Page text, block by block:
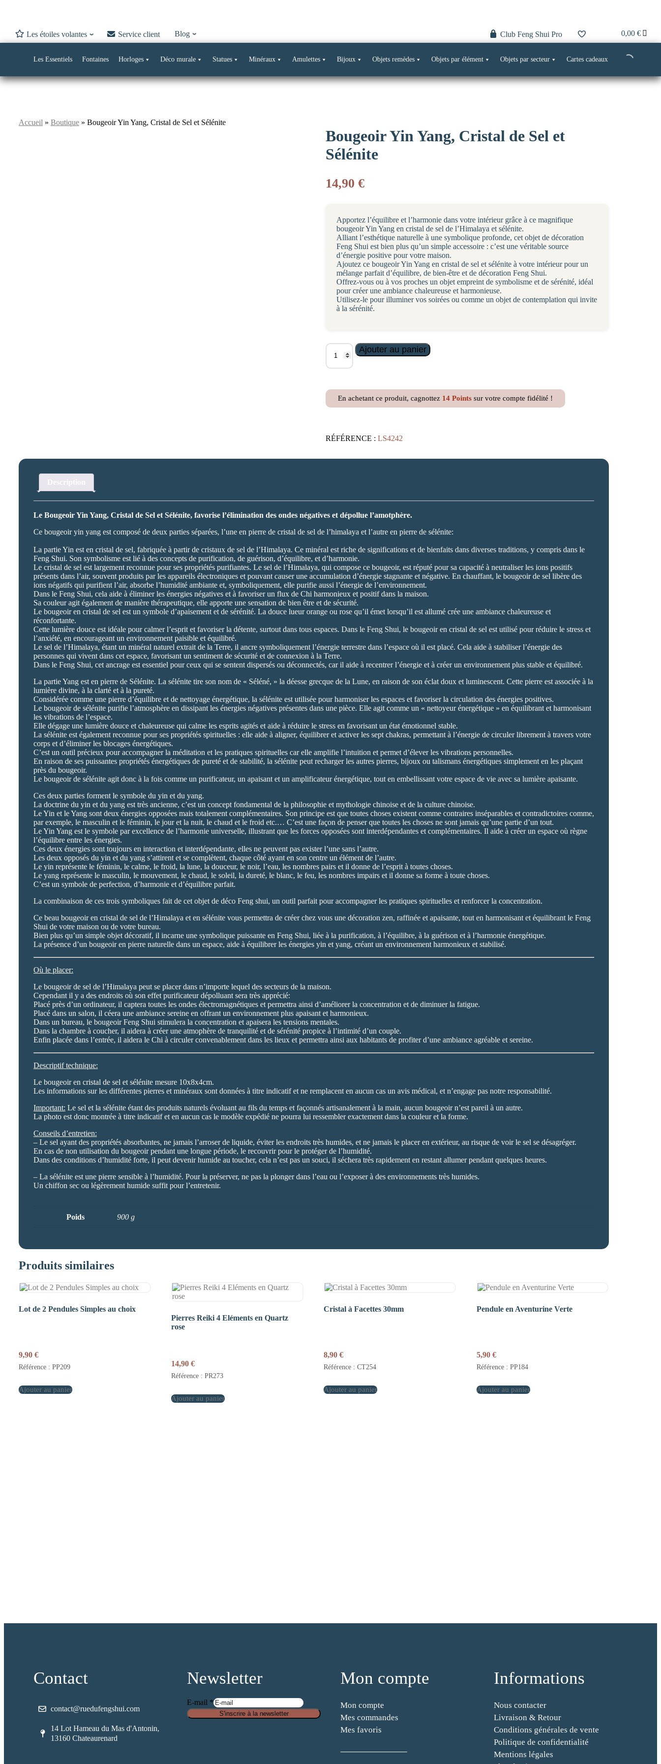
Les étoiles volantes Service client Blog Club Feng Shui Pro 0,00 €
Les Essentiels Fontaines Horloges Déco murale Statues Minéraux Amulettes Bijoux Objets remèdes Objets par élément Objets par secteur Cartes cadeaux
Accueil » Boutique » Bougeoir Yin Yang, Cristal de Sel et Sélénite
Bougeoir Yin Yang, Cristal de Sel et
Sélénite
14,90 €
Apportez l’équilibre et l’harmonie dans votre intérieur grâce à ce magnifique
bougeoir Yin Yang en cristal de sel de l’Himalaya et sélénite.
Alliant l’esthétique naturelle à une symbolique profonde, cet objet de décoration
Feng Shui est bien plus qu’un simple accessoire : c’est une véritable source
d’énergie positive pour votre maison.
Ajoutez ce bougeoir Yin Yang en cristal de sel et sélénite à votre intérieur pour un
mélange parfait d’équilibre, de bien-être et de décoration Feng Shui.
Offrez-vous ou à vos proches un objet empreint de symbolisme et de sérénité, idéal
pour créer une ambiance chaleureuse et harmonieuse.
Utilisez-le pour illuminer vos soirées ou comme un objet de contemplation qui invite
à la sérénité.
quantité
Bougeoir
Cristal
Sel
Ajouter au panier
En achetant ce produit, cagnottez 14 Points sur votre compte fidélité !
RÉFÉRENCE : LS4242
Description
Le Bougeoir Yin Yang, Cristal de Sel et Sélénite, favorise l’élimination des ondes négatives et dépollue l’amotphère.
Ce bougeoir yin yang est composé de deux parties séparées, l’une en pierre de cristal de sel de l’himalaya et l’autre en pierre de sélénite:
La partie Yin est en cristal de sel, fabriquée à partir de cristaux de sel de l’Himalaya. Ce minéral est riche de significations et de bienfaits dans diverses traditions, y compris dans le
Feng Shui. Son symbolisme est lié à des concepts de purification, de guérison, d’équilibre, et d’harmonie.
Le cristal de sel est largement reconnue pour ses propriétés purifiantes. Le sel de l’Himalaya, qui compose ce bougeoir, est réputé pour sa capacité à neutraliser les ions positifs
présents dans l’air, souvent produits par les appareils électroniques et pouvant causer une accumulation d’énergie stagnante et négative. En chauffant, le bougeoir de sel libère des
ions négatifs qui purifient l’air, absorbe l’humidité ambiante et, symboliquement, elle purifie aussi l’énergie de l’environnement.
Dans le Feng Shui, cela aide à éliminer les énergies négatives et à favoriser un flux de Chi harmonieux et positif dans la maison.
Sa couleur agit également de manière thérapeutique, elle apporte une sensation de bien être et de sécurité.
Le bougeoir en cristal de sel est un symbole d’apaisement et de sérénité. La douce lueur orange ou rose qu’il émet lorsqu’il est allumé crée une ambiance chaleureuse et
réconfortante.
Cette lumière douce est idéale pour calmer l’esprit et favoriser la détente, surtout dans tous espaces. Dans le Feng Shui, le bougeoir en cristal de sel est utilisé pour réduire le stress et
l’anxiété, en encourageant un environnement paisible et équilibré.
Le sel de l’Himalaya, étant un minéral naturel extrait de la Terre, il ancre symboliquement l’énergie terrestre dans l’espace où il est placé. Cela aide à stabiliser l’énergie des
personnes qui vivent dans cet espace, favorisant un sentiment de sécurité et de connexion à la Terre.
Dans le Feng Shui, cet ancrage est essentiel pour ceux qui se sentent dispersés ou déconnectés, car il aide à recentrer l’énergie et à créer un environnement plus stable et équilibré.
La partie Yang est en pierre de Sélénite. La sélénite tire son nom de « Séléné, » la déesse grecque de la Lune, en raison de son éclat doux et luminescent. Cette pierre est associée à la
lumière divine, à la clarté et à la pureté.
Considérée comme une pierre d’équilibre et de nettoyage énergétique, la sélénite est utilisée pour harmoniser les espaces et favoriser la circulation des énergies positives.
Le bougeoir de sélénite purifie l’atmosphère en dissipant les énergies négatives présentes dans une pièce. Elle agit comme un « nettoyeur énergétique » en équilibrant et harmonisant
les vibrations de l’espace.
Elle dégage une lumière douce et chaleureuse qui calme les esprits agités et aide à réduire le stress en favorisant un état émotionnel stable.
La sélénite est également reconnue pour ses propriétés spirituelles : elle aide à aligner, équilibrer et activer les sept chakras, permettant à l’énergie de circuler librement à travers votre
corps et d’éliminer les blocages énergétiques.
C’est un outil précieux pour accompagner la méditation et les pratiques spirituelles car elle amplifie l’intuition et permet d’élever les vibrations personnelles.
En raison de ses puissantes propriétés énergétiques de pureté et de stabilité, la sélénite peut recharger les autres pierres, bijoux ou talismans énergétiques simplement en les plaçant
près du bougeoir.
Le bougeoir de sélénite agit donc à la fois comme un purificateur, un apaisant et un amplificateur énergétique, tout en embellissant votre espace de vie avec sa lumière apaisante.
Ces deux parties forment le symbole du yin et du yang.
La doctrine du yin et du yang est très ancienne, c’est un concept fondamental de la philosophie et mythologie chinoise et de la culture chinoise.
Le Yin et le Yang sont deux énergies opposées mais totalement complémentaires. Son principe est que toutes choses existent comme contraires inséparables et contradictoires comme,
par exemple, le masculin et le féminin, le jour et la nuit, le chaud et le froid etc.… C’est une façon de penser que toutes les choses ne sont jamais qu’une partie d’un tout.
Le Yin Yang est le symbole par excellence de l’harmonie universelle, illustrant que les forces opposées sont interdépendantes et complémentaires. Il aide à créer un espace où règne
l’équilibre entre les énergies.
Ces deux énergies sont toujours en interaction et interdépendante, elles ne peuvent pas exister l’une sans l’autre.
Les deux opposés du yin et du yang s’attirent et se complètent, chaque côté ayant en son centre un élément de l’autre.
Le yin représente le féminin, le calme, le froid, la lune, la douceur, le noir, l’eau, les nombres pairs et il donne de l’esprit à toutes choses.
Le yang représente le masculin, le mouvement, le chaud, le soleil, la dureté, le blanc, le feu, les nombres impairs et il donne sa forme à toute choses.
C’est un symbole de perfection, d’harmonie et d’équilibre parfait.
La combinaison de ces trois symboliques fait de cet objet de déco Feng shui, un outil parfait pour accompagner les pratiques spirituelles et renforcer la concentration.
Ce beau bougeoir en cristal de sel de l’Himalaya et en sélénite vous permettra de créer chez vous une décoration zen, raffinée et apaisante, tout en harmonisant et équilibrant le Feng
Shui de votre maison ou de votre bureau.
Bien plus qu’un simple objet décoratif, il incarne une symbolique puissante en Feng Shui, liée à la purification, à l’équilibre, à la guérison et à l’harmonie énergétique.
La présence d’un bougeoir en pierre naturelle dans un espace, aide à équilibrer les énergies yin et yang, créant un environnement harmonieux et stabilisé.
Où le placer:
Le bougeoir de sel de l’Himalaya peut se placer dans n’importe lequel des secteurs de la maison.
Cependant il y a des endroits où son effet purificateur dépolluant sera très apprécié:
Placé près d’un ordinateur, il captera toutes les ondes électromagnétiques et permettra ainsi d’améliorer la concentration et de diminuer la fatigue.
Placé dans un salon, il céera une ambiance sereine en offrant un environnement plus apaisant et harmonieux.
Dans un bureau, le bougeoir Feng Shui stimulera la concentration et apaisera les tensions mentales.
Dans la chambre à coucher, il aidera à créer une atmophère de tranquilité et de sérénité propice à l’intimité d’un couple.
Enfin placée dans l’entrée, il aidera le Chi à circuler convenablement dans les lieux et permettra ainsi aux habitants de profiter d’une ambiance agréable et sereine.
Descriptif technique:
Le bougeoir en cristal de sel et sélénite mesure 10x8x4cm.
Les informations sur les différentes pierres et minéraux sont données à titre indicatif et ne remplacent en aucun cas un avis médical, et n’engage pas notre responsabilité.
Important: Le sel et la sélénite étant des produits naturels évoluant au fils du temps et façonnés artisanalement à la main, aucun bougeoir n’est pareil à un autre.
La photo est donc montrée à titre indicatif et en aucun cas le modèle expédié ne pourra lui ressembler exactement dans la couleur et la forme.
Conseils d’entretien:
– Le sel ayant des propriétés absorbantes, ne jamais l’arroser de liquide, éviter les endroits très humides, et ne jamais le placer en extérieur, au risque de voir le sel se désagréger.
En cas de non utilisation du bougeoir pendant une longue période, le recouvrir pour le protéger de l’humidité.
Dans des conditions d’humidité forte, il peut devenir humide au toucher, cela n’est pas un souci, il séchera très rapidement en restant allumer pendant quelques heures.
– La sélénite est une pierre sensible à l’humidité. Pour la préserver, ne pas la plonger dans l’eau ou l’exposer à des environnements très humides.
Un chiffon sec ou légèrement humide suffit pour l’entretenir.
Poids 900 g
Produits similaires
Lot de 2 Pendules Simples au choix
9,90 €
Référence : PP209
Ajouter au panier
Pierres Reiki 4 Eléments en Quartz
rose
14,90€
Référence : PR273
Ajouter au panier
Cristal à Facettes 30mm
8,90€
Référence : CT254
Ajouter au panier
Pendule en Aventurine Verte
5,90 €
Référence : PP184
Ajouter au panier
Contact
contact@ruedufengshui.com
14 Lot Hameau du Mas d'Antonin,
13160 Chateaurenard
Newsletter
E-mail *
a
S'inscrire à la newsletter
Mon compte
Mon compte
Mes commandes
Mes favoris
Informations
Nous contacter
Livraison & Retour
Conditions générales de vente
Politique de confidentialité
Mentions légales